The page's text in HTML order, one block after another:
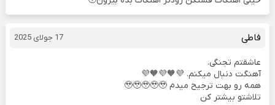
فاطی 17 جولای 2025
عاشقتم تجنگی.
آهنگت دنبال میکنم. 💜🧡💜🧡💜
همه رو بهت ترجیح میدم 🥹🥹🥹🥹🥹
تلاشتو بیشتر کن